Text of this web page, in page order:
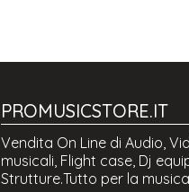
PROMUSICSTORE.IT
Vendita On Line di Audio,
musicali, Flight case, Dj
Strutture.Tutto per la